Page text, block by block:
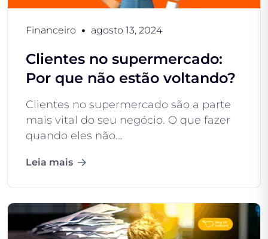
Financeiro agosto 13, 2024
Clientes no supermercado:
Por que não estão voltando?
Clientes no supermercado são a parte
mais vital do seu negócio. O que fazer
quando eles não...
Leia mais